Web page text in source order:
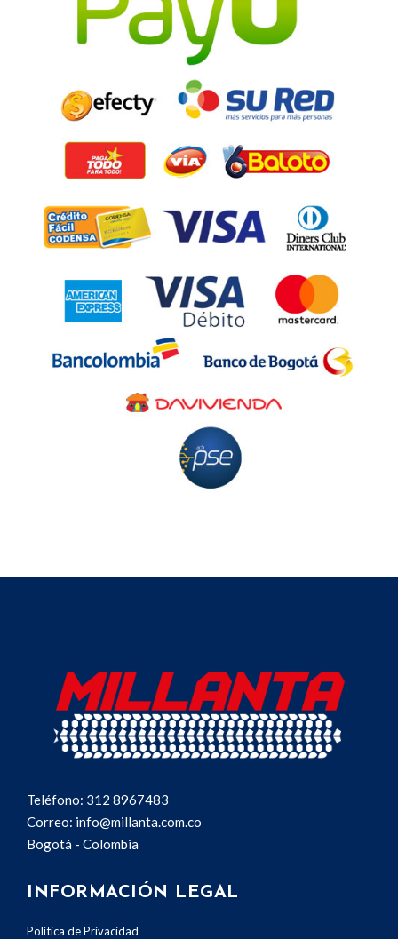
Teléfono: 312 8967483
Correo: info@millanta.com.co
Bogotá - Colombia
INFORMACIÓN LEGAL
Política de Privacidad